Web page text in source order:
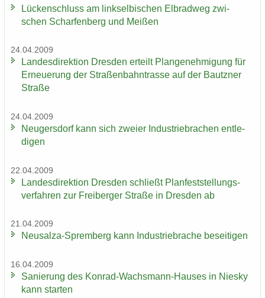
Lü­cken­schluss am linksel­bi­schen El­brad­weg zwi­
schen Schar­fen­berg und Mei­ßen
24.04.2009
Lan­des­di­rek­ti­on Dres­den er­teilt Plan­ge­neh­mi­gung für
Er­neue­rung der Stra­ßen­bahn­tras­se auf der Bautz­ner
Stra­ße
24.04.2009
Neu­gers­dorf kann sich zwei­er In­dus­trie­bra­chen ent­le­
di­gen
22.04.2009
Lan­des­di­rek­ti­on Dres­den schließt Plan­fest­stel­lungs­
ver­fah­ren zur Frei­ber­ger Stra­ße in Dres­den ab
21.04.2009
Neusalza-​Spremberg kann In­dus­trie­bra­che be­sei­ti­gen
16.04.2009
Sa­nie­rung des Konrad-​Wachsmann-Hauses in Nies­ky
kann star­ten